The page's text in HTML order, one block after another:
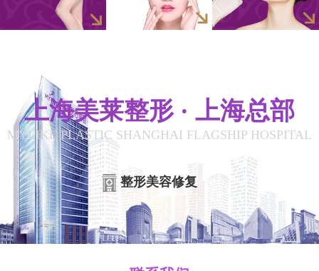
上海美莱整形 · 上海总部
MYLIKE PLASTIC SHANGHAI FLAGSHIP HOSPITAL
整形美容修复